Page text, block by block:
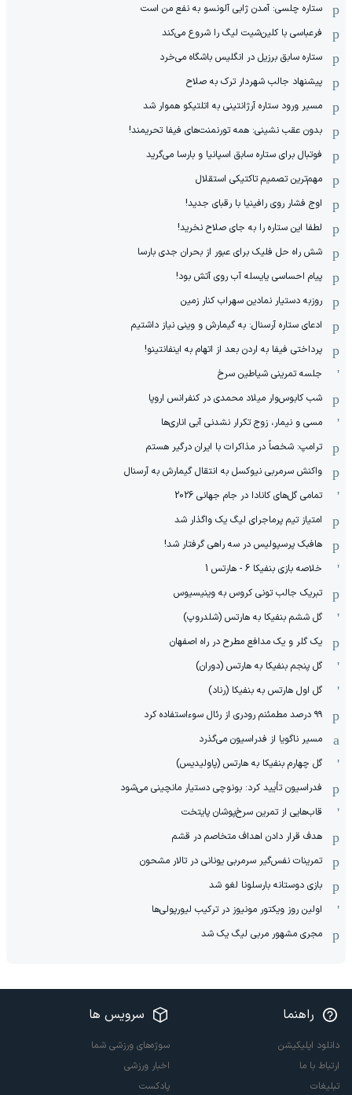
ستاره چلسی: آمدن ژابی آلونسو به نفع من است
فرعباسی با کلین‌شیت لیگ را شروع می‌کند
ستاره سابق برزیل در انگلیس باشگاه می‌خرد
پیشنهاد جالب شهردار ترک به صلاح
مسیر ورود ستاره آرژانتینی به اتلتیکو هموار شد
بدون عقب نشینی: همه تورنمنت‌های فیفا تحریمند!
فوتبال برای ستاره سابق اسپانیا و بارسا می‌گرید
مهم‌ترین تصمیم تاکتیکی استقلال
اوج فشار روی رافینیا با رقبای جدید!
لطفا این ستاره را به جای صلاح نخرید!
شش راه حل فلیک برای عبور از بحران جدی بارسا
پیام احساسی یایسله آب روی آتش بود!
روزبه دستیار نمادین سهراب کنار زمین
ادعای ستاره آرسنال: به گیمارش و وینی نیاز داشتیم
پرداختی فیفا به اردن بعد از اتهام به اینفانتینو!
جلسه تمرینی شیاطین سرخ
شب کابوس‌وار میلاد محمدی در کنفرانس اروپا
مسی و نیمار، زوج تکرار نشدنی آبی اناری‌ها
ترامپ: شخصاً در مذاکرات با ایران درگیر هستم
واکنش سرمربی نیوکسل به انتقال گیمارش به آرسنال
تمامی گل‌های کانادا در جام جهانی 2026
امتیاز تیم پرماجرای لیگ یک واگذار شد
هافبک پرسپولیس در سه راهی گرفتار شد!
خلاصه بازی بنفیکا 6 - هارتس 1
تبریک جالب تونی کروس به وینیسیوس
گل ششم بنفیکا به هارتس (شلدروپ)
یک گلر و یک مدافع مطرح در راه اصفهان
گل پنجم بنفیکا به هارتس (دوران)
گل اول هارتس به بنفیکا (رناد)
۹۹ درصد مطمئنم رودری از رئال سوءاستفاده کرد
مسیر ناگویا از فدراسیون می‌گذرد
گل چهارم بنفیکا به هارتس (پاولیدیس)
فدراسیون تأیید کرد: بونوچی دستیار مانچینی می‌شود
قاب‌هایی از تمرین سرخ‌پوشان پایتخت
هدف قرار دادن اهداف متخاصم در قشم
‏تمرینات نفس‌گیر سرمربی یونانی در تالار مشحون
بازی دوستانه بارسلونا لغو شد
اولین روز ویکتور مونیوز در ترکیب لیورپولی‌ها
مجری مشهور مربی لیگ یک شد
راهنما
دانلود اپلیکیشن
ارتباط با ما
تبلیغات
سرویس ها
سوژه‌های ورزشی شما
اخبار ورزشی
پادکست